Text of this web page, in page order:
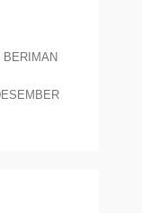
BERIMAN